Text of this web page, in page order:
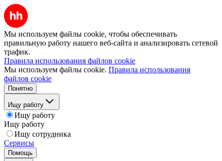
Мы используем файлы cookie, чтобы обеспечивать
правильную работу нашего веб-сайта и анализировать сетевой
трафик.
Правила использования файлов cookie
Мы используем файлы cookie. Правила использования
файлов cookie
Понятно
Ищу работу
Ищу работу
Ищу работу
Ищу сотрудника
Сервисы
Помощь